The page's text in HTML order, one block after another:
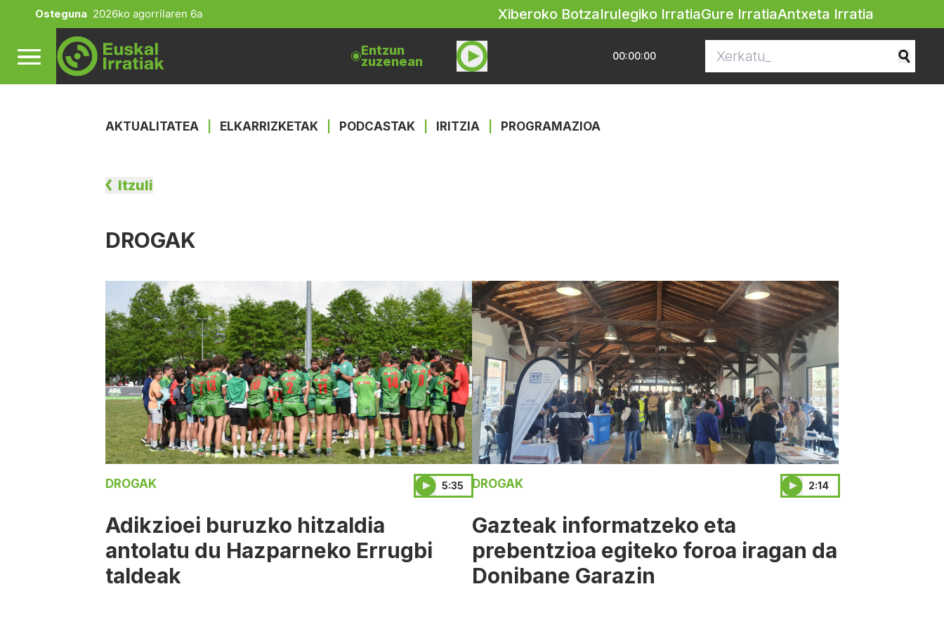
Osteguna 2026ko agorrilaren 6a Xiberoko BotzaIrulegiko IrratiaGure IrratiaAntxeta Irratia
Entzun
zuzenean 00:00:00
AKTUALITATEA ELKARRIZKETAK PODCASTAK IRITZIA PROGRAMAZIOA
Itzuli
DROGAK
DROGAK 5:35
Adikzioei buruzko hitzaldia
antolatu du Hazparneko Errugbi
taldeak
DROGAK 2:14
Gazteak informatzeko eta
prebentzioa egiteko foroa iragan da
Donibane Garazin